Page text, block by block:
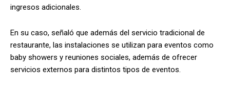
ingresos adicionales.
En su caso, señaló que además del servicio tradicional de
restaurante, las instalaciones se utilizan para eventos como
baby showers y reuniones sociales, además de ofrecer
servicios externos para distintos tipos de eventos.